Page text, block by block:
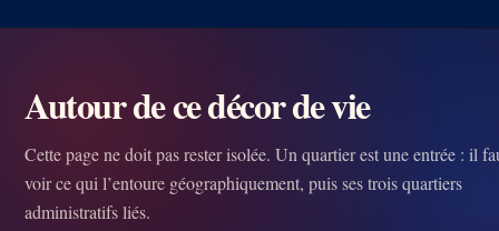
Autour de ce décor de vie
Cette page ne doit pas rester isolée. Un quartier est une entrée : il
voir ce qui l’entoure géographiquement, puis ses trois quartiers
administratifs liés.